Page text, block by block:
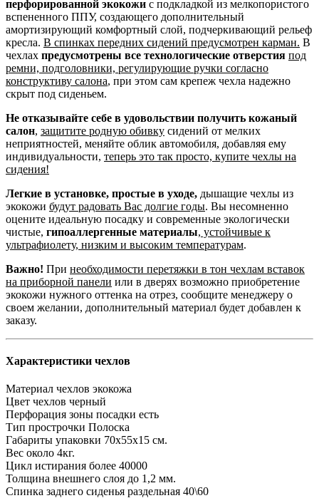
перфорированной экокожи с подкладкой из мелкопористого
вспененного ППУ, создающего дополнительный
амортизирующий комфортный слой, подчеркивающий рельеф
кресла. В спинках передних сидений предусмотрен карман. В
чехлах предусмотрены все технологические отверстия под
ремни, подголовники, регулирующие ручки согласно
конструктиву салона, при этом сам крепеж чехла надежно
скрыт под сиденьем.
Не отказывайте себе в удовольствии получить кожаный
салон, защитите родную обивку сидений от мелких
неприятностей, меняйте облик автомобиля, добавляя ему
индивидуальности, теперь это так просто, купите чехлы на
сидения!
Легкие в установке, простые в уходе, дышащие чехлы из
экокожи будут радовать Вас долгие годы. Вы несомненно
оцените идеальную посадку и современные экологически
чистые, гипоаллергенные материалы, устойчивые к
ультрафиолету, низким и высоким температурам.
Важно! При необходимости перетяжки в тон чехлам вставок
на приборной панели или в дверях возможно приобретение
экокожи нужного оттенка на отрез, сообщите менеджеру о
своем желании, дополнительный материал будет добавлен к
заказу.
Характеристики чехлов
Материал чехлов экокожа
Цвет чехлов черный
Перфорация зоны посадки есть
Тип прострочки Полоска
Габариты упаковки 70х55х15 см.
Вес около 4кг.
Цикл истирания более 40000
Толщина внешнего слоя до 1,2 мм.
Спинка заднего сиденья раздельная 40\60